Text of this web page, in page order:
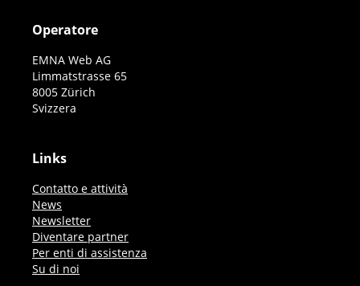
Operatore
EMNA Web AG
Limmatstrasse 65
8005 Zürich
Svizzera
Links
Contatto e attività
News
Newsletter
Diventare partner
Per enti di assistenza
Su di noi